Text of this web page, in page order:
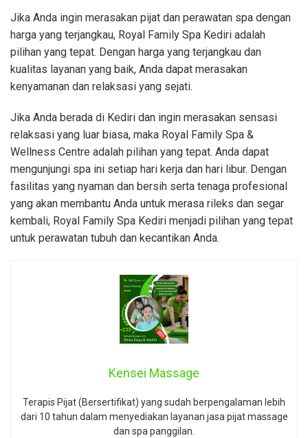
Jika Anda ingin merasakan pijat dan perawatan spa dengan
harga yang terjangkau, Royal Family Spa Kediri adalah
pilihan yang tepat. Dengan harga yang terjangkau dan
kualitas layanan yang baik, Anda dapat merasakan
kenyamanan dan relaksasi yang sejati.
Jika Anda berada di Kediri dan ingin merasakan sensasi
relaksasi yang luar biasa, maka Royal Family Spa &
Wellness Centre adalah pilihan yang tepat. Anda dapat
mengunjungi spa ini setiap hari kerja dan hari libur. Dengan
fasilitas yang nyaman dan bersih serta tenaga profesional
yang akan membantu Anda untuk merasa rileks dan segar
kembali, Royal Family Spa Kediri menjadi pilihan yang tepat
untuk perawatan tubuh dan kecantikan Anda.
Kensei Massage
Terapis Pijat (Bersertifikat) yang sudah berpengalaman lebih
dari 10 tahun dalam menyediakan layanan jasa pijat massage
dan spa panggilan.